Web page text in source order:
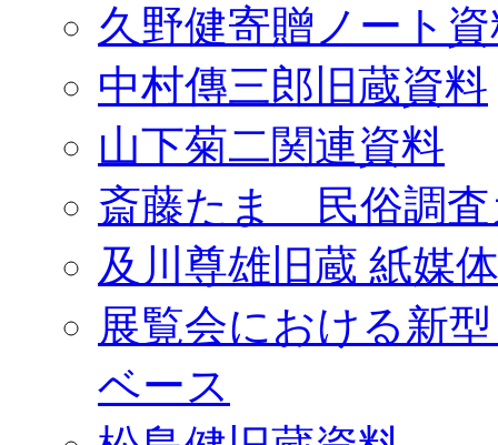
久野健寄贈ノート
中村傳三郎旧蔵資料
山下菊二関連資料
斎藤たま 民俗調査
及川尊雄旧蔵 紙媒
展覧会における新
ベース